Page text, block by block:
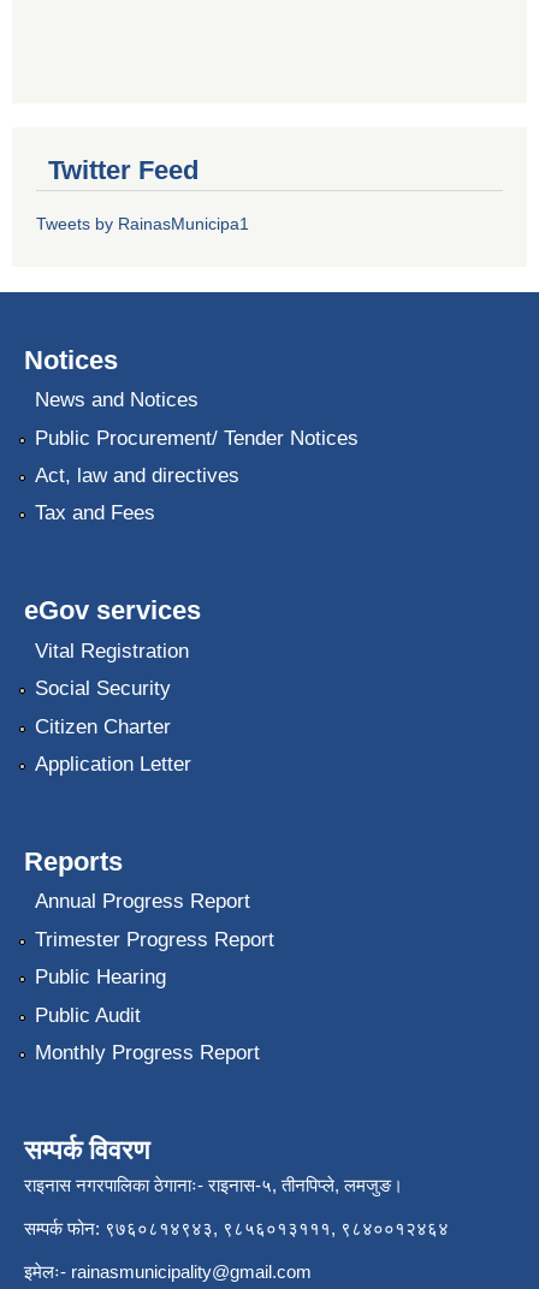
Twitter Feed
Tweets by RainasMunicipa1
Notices
News and Notices
Public Procurement/ Tender Notices
Act, law and directives
Tax and Fees
eGov services
Vital Registration
Social Security
Citizen Charter
Application Letter
Reports
Annual Progress Report
Trimester Progress Report
Public Hearing
Public Audit
Monthly Progress Report
सम्पर्क विवरण
राइनास नगरपालिका ठेगानाः- राइनास-५, तीनपिप्ले, लमजुङ।
सम्पर्क फोन: ९७६०८१४९४३, ९८५६०१३१११, ९८४००१२४६४
इमेलः- rainasmunicipality@gmail.com